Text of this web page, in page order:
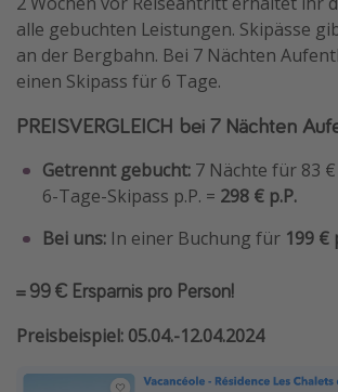
alle gebuchten Leistungen. Skipässe
an der Bergbahn. Bei 7 Nächten
einen Skipass für 6 Tage.
PREISVERGLEICH bei 7 Nächten
Getrennt gebucht: 7 Nächte für 83
6-Tage-Skipass p.P. = 298 € p.P.
Bei uns: In einer Buchung für 199 €
= 99 € Ersparnis pro Person!
Preisbeispiel: 05.04.-12.04.2024